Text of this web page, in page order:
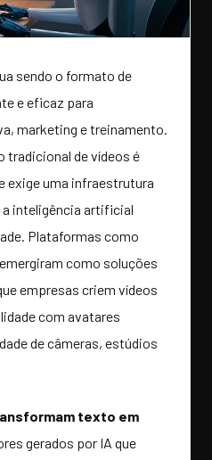
sendo o formato de
e eficaz para
marketing e treinamento.
tradicional de vídeos é
exige uma infraestrutura
a inteligência artificial
Plataformas como
emergiram como soluções
empresas criem vídeos
com avatares
de câmeras, estúdios
texto em
gerados por IA que